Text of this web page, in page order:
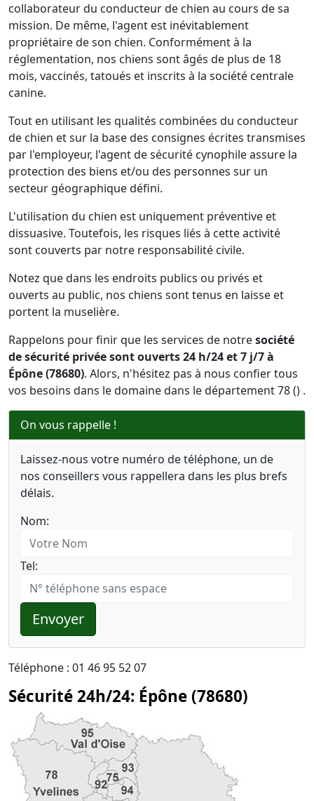
collaborateur du conducteur de chien au cours de sa
mission. De même, l'agent est inévitablement
propriétaire de son chien. Conformément à la
réglementation, nos chiens sont âgés de plus de 18
mois, vaccinés, tatoués et inscrits à la société centrale
canine.
Tout en utilisant les qualités combinées du conducteur
de chien et sur la base des consignes écrites transmises
par l'employeur, l'agent de sécurité cynophile assure la
protection des biens et/ou des personnes sur un
secteur géographique défini.
L'utilisation du chien est uniquement préventive et
dissuasive. Toutefois, les risques liés à cette activité
sont couverts par notre responsabilité civile.
Notez que dans les endroits publics ou privés et
ouverts au public, nos chiens sont tenus en laisse et
portent la muselière.
Rappelons pour finir que les services de notresociété
de sécurité privée sont ouverts 24 h/24 et 7 j/7 à
Épône (78680). Alors, n'hésitez pas à nous confier tous
vos besoins dans le domaine dans le département 78 () .
On vous rappelle !
Laissez-nous votre numéro de téléphone, un de
nos conseillers vous rappellera dans les plus brefs
délais.
Nom:
Tel:
Envoyer
Téléphone : 01 46 95 52 07
Sécurité 24h/24: Épône (78680)